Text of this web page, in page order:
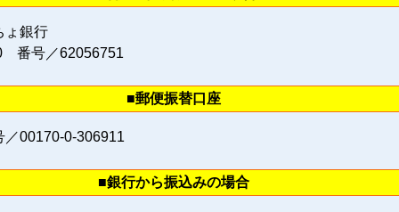
ょ銀行
番号／62056751
■郵便振替口座
00170‐0‐306911
■銀行から振込みの場合